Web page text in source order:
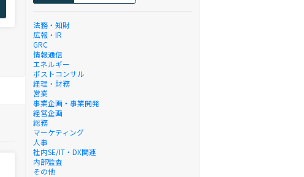
法務・知財
広報・IR
GRC
情報通信
エネルギー
ポストコンサル
経理・財務
営業
事業企画・事業開発
経営企画
総務
マーケティング
人事
社内SE/IT・DX関連
内部監査
その他